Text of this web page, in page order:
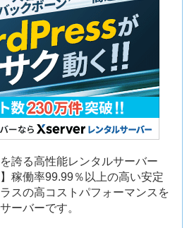
誇る高性能レンタルサーバー
稼働率99.99％以上の高い安定
スの高コストパフォーマンスを
ーバーです。